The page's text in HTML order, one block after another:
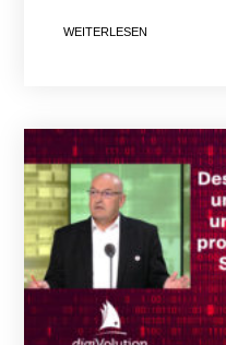
WEITERLESEN